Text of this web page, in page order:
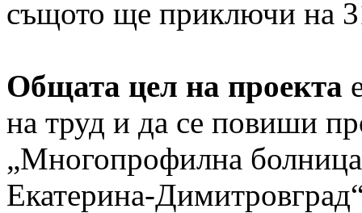
същото ще приключи на
Общата цел на проекта
на труд и да се повиши
„Многопрофилна болница
Екатерина-